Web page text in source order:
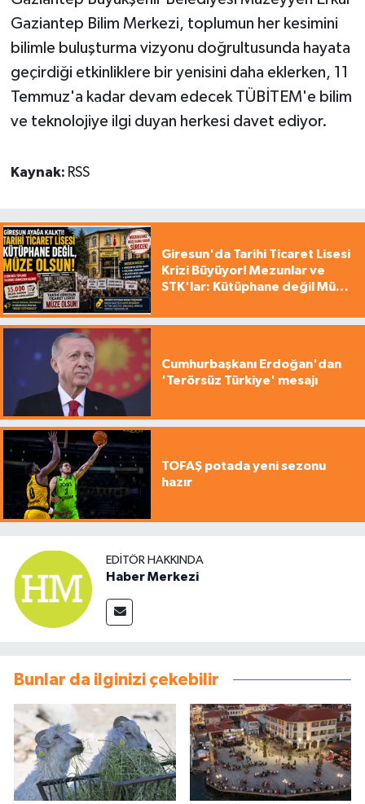
Gaziantep Bilim Merkezi, toplumun her kesimini
bilimle buluşturma vizyonu doğrultusunda hayata
geçirdiği etkinliklere bir yenisini daha eklerken, 11
Temmuz'a kadar devam edecek TÜBİTEM'e bilim
ve teknolojiye ilgi duyan herkesi davet ediyor.
Kaynak: RSS
Giresun'da Tarihi Ticaret Lisesi
Krizi Büyüyor! Mezunlar ve
STK'lar: Kütüphane değil Müze
Cumhurbaşkanı Erdoğan'dan
'Terörsüz Türkiye' mesajı
TOFAŞ potada yeni sezonu
hazır
EDITÖR HAKKINDA
Haber Merkezi
Bunlar da ilginizi çekebilir